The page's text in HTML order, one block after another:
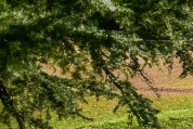
Précédent